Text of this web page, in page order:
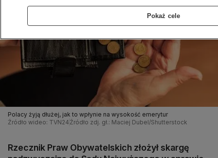
Polacy żyją dłużej, jak to wpłynie na wysokość emerytur
Źródło wideo: TVN24 Źródło zdj. gł.: Maciej Dubel/Shutterstock
Rzecznik Praw Obywatelskich złożył skargę
Pokaż cele